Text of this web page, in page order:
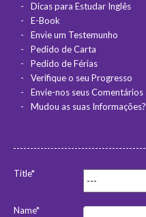
Dicas para Estudar Inglês
E-Book
Envie um Testemunho
Pedido de Carta
Pedido de Férias
Verifique o seu Progresso
Envie-nos seus Comentários
Mudou as suas Informações?
Title*
Name*